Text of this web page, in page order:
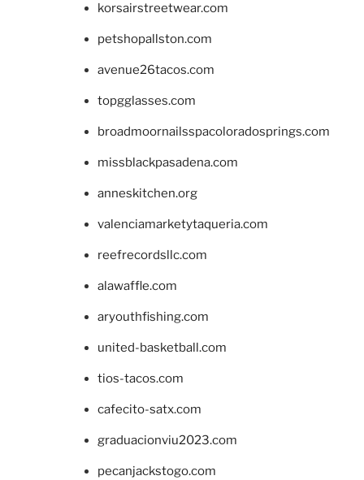
korsairstreetwear.com
petshopallston.com
avenue26tacos.com
topgglasses.com
broadmoornailsspacoloradosprings.com
missblackpasadena.com
anneskitchen.org
valenciamarketytaqueria.com
reefrecordsllc.com
alawaffle.com
aryouthfishing.com
united-basketball.com
tios-tacos.com
cafecito-satx.com
graduacionviu2023.com
pecanjackstogo.com